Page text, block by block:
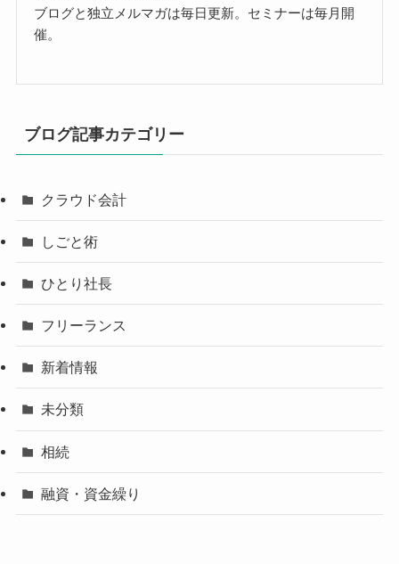
ブログと独立メルマガは毎日更新。セミナーは毎月開
催。
ブログ記事カテゴリー
クラウド会計
しごと術
ひとり社長
フリーランス
新着情報
未分類
相続
融資・資金繰り